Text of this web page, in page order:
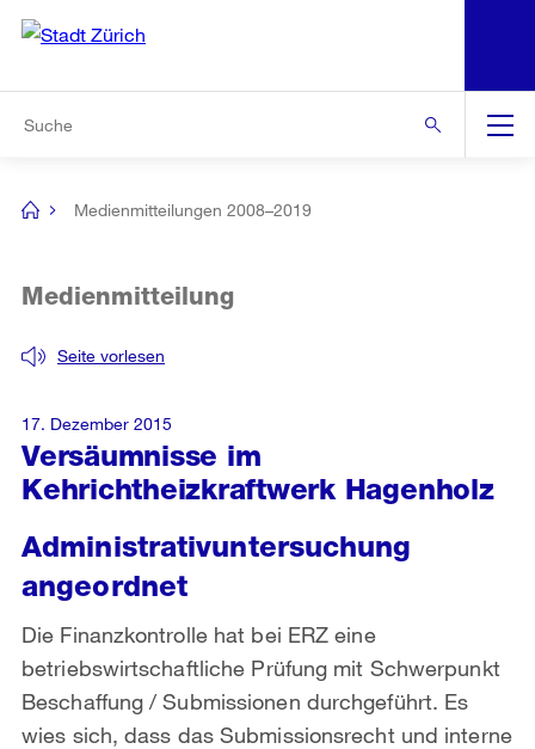
Navigation
[no
Medienmitteilungen 2008–2019
Versäumnisse im
Kehrichtheizkraftwerk Hagenholz
Seite vorlesen
Medienmitteilung
Administrativuntersuchung
angeordnet
Die Finanzkontrolle hat bei ERZ eine
betriebswirtschaftliche Prüfung mit Schwerpunkt
Beschaffung / Submissionen durchgeführt. Es
wies sich, dass das Submissionsrecht und interne
17. Dezember 2015